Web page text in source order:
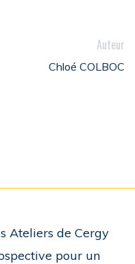
Auteur
Chloé COLBOC
Ateliers de Cergy
pour un